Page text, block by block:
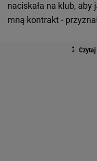
naciskała na klub, aby
mną kontrakt -